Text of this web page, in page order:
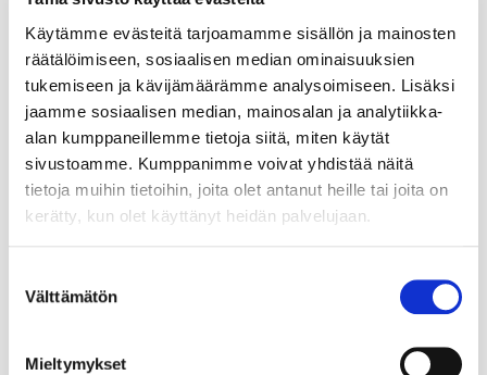
Käytämme evästeitä tarjoamamme sisällön ja mainosten
räätälöimiseen, sosiaalisen median ominaisuuksien
tukemiseen ja kävijämäärämme analysoimiseen. Lisäksi
jaamme sosiaalisen median, mainosalan ja analytiikka-
alan kumppaneillemme tietoja siitä, miten käytät
sivustoamme. Kumppanimme voivat yhdistää näitä
tietoja muihin tietoihin, joita olet antanut heille tai joita on
kerätty, kun olet käyttänyt heidän palvelujaan.
valinta
Välttämätön
Mieltymykset